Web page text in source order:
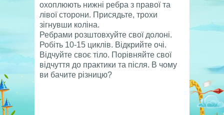
охоплюють нижні ребра з правої та
лівої сторони. Присядьте, трохи
зігнувши коліна.
Ребрами розштовхуйте свої долоні.
Робіть 10-15 циклів. Відкрийте очі.
Відчуйте своє тіло. Порівняйте свої
відчуття до практики та після. В чому
ви бачите різницю?